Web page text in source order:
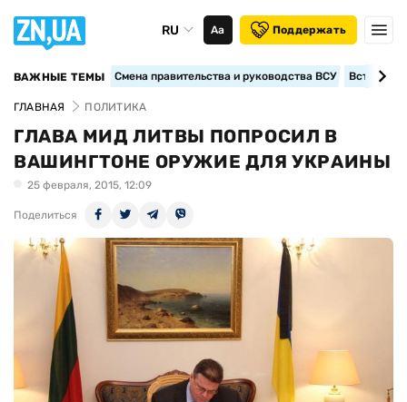
RU Аа Поддержать
ВАЖНЫЕ ТЕМЫ Смена правительства и руководства ВСУ
ГЛАВНАЯ ПОЛИТИКА
ГЛАВА МИД ЛИТВЫ ПОПРОСИЛ В
ВАШИНГТОНЕ ОРУЖИЕ ДЛЯ УКРАИНЫ
25 февраля, 2015, 12:09
Поделиться